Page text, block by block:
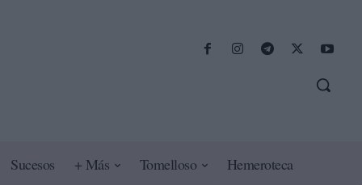
Sucesos + Más Tomelloso Hemeroteca